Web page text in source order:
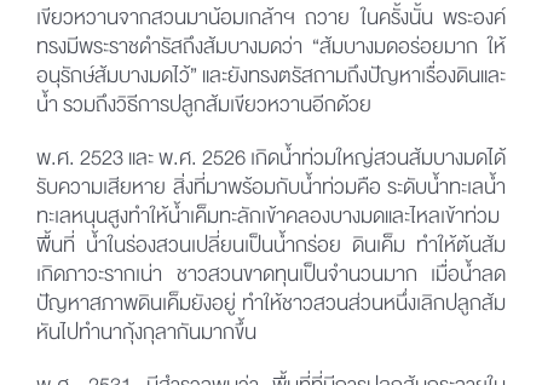
เขียวหวานจากสวนมาน้อมเกล้าฯ ถวาย ในครั้งนั้น พระองค์
ทรงมีพระราชดำรัสถึงส้มบางมดว่า “ส้มบางมดอร่อยมาก ให้
อนุรักษ์ส้มบางมดไว้” และยังทรงตรัสถามถึงปัญหาเรื่องดินและ
น้ำ รวมถึงวิธีการปลูกส้มเขียวหวานอีกด้วย
พ.ศ. 2523 และ พ.ศ. 2526 เกิดน้ำท่วมใหญ่สวนส้มบางมดได้
รับความเสียหาย สิ่งที่มาพร้อมกับน้ำท่วมคือ ระดับน้ำทะเลน้ำ
ทะเลหนุนสูงทำให้น้ำเค็มทะลักเข้าคลองบางมดและไหลเข้าท่วม
พื้นที่ น้ำในร่องสวนเปลี่ยนเป็นน้ำกร่อย ดินเค็ม ทำให้ต้นส้ม
เกิดภาวะรากเน่า ชาวสวนขาดทุนเป็นจำนวนมาก เมื่อน้ำลด
ปัญหาสภาพดินเค็มยังอยู่ ทำให้ชาวสวนส่วนหนึ่งเลิกปลูกส้ม
หันไปทำนากุ้งกุลากันมากขึ้น